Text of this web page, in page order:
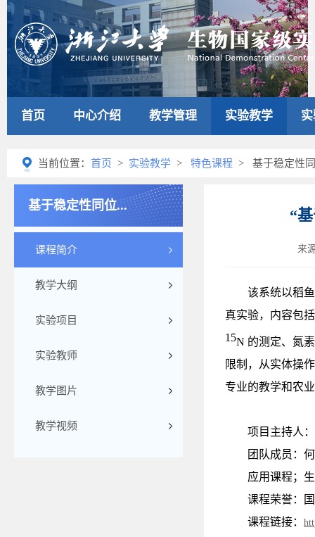
首页 中心介绍 教学管理 实验教学
当前位置： 首页 > 实验教学 > 特色课程 > 基于稳定性
基于稳定性同位...
课程简介
教学大纲
实验项目
实验教师
教学图片
教学视频
“
来
该系统以稻
真实验，内容包
15N 的测定、氮
限制，从实体操
专业的教学和农
项目主持人
团队成员：
应用课程；
课程荣誉：
课程链接：